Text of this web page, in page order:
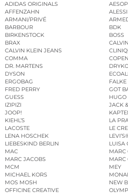
ADIDAS ORIGINALS
AESOP
AFFENZAHN
ALESSI
ARMANI/PRIVÉ
BARBOUR
BDK
BIRKENSTOCK
BOSS
BRAX
CALVIN KLEIN JEANS
COMMA
DR. MARTENS
DYSON
ERGOBAG
FALKE
FRED PERRY
GOT
GUESS
HUGO
IZIPIZI
JACK
JOOP!
KIEHL’S
LA
LACOSTE
LE
LENA HOSCHEK
LIEBESKIND BERLIN
LUISA
MAC
MARC
MARC JACOBS
MARC
MCM
MEY
MICHAEL KORS
MOS MOSH
NEW
OFFICINE CREATIVE
OLYMP